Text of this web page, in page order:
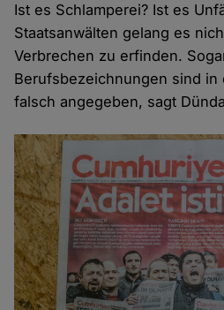
Ist es Schlamperei? Ist es
Staatsanwälten gelang es
Verbrechen zu erfinden.
Berufsbezeichnungen sind in
falsch angegeben, sagt